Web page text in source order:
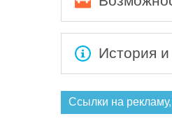
История
Ссылки на